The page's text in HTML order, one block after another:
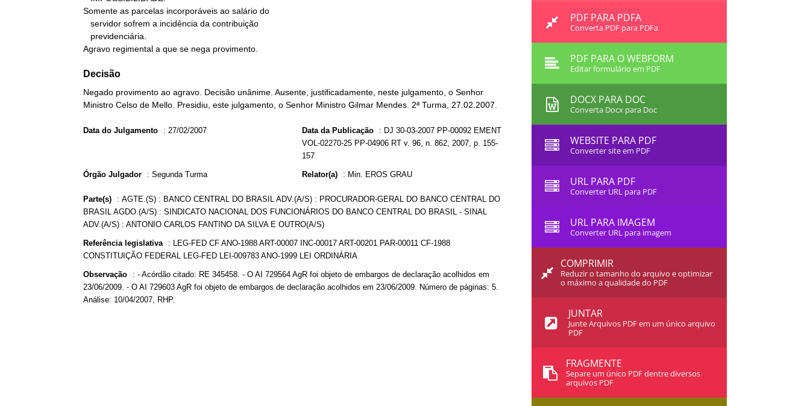
Somente as parcelas incorporáveis ao salário do
Agravo regimental a que se nega provimento.
Decisão
Negado provimento ao agravo. Decisão unânime. Ausente, justificadamente, neste julgamento, o Senhor
Ministro Celso de Mello. Presidiu, este julgamento, o Senhor Ministro Gilmar Mendes. 2ª Turma, 27.02.2007.
Data do Julgamento : 27/02/2007 Data da Publicação : DJ 30-03-2007 PP-00092 EMENT
VOL-02270-25 PP-04906 RT v. 96, n. 862, 2007, p. 155-
157
Órgão Julgador : Segunda Turma Relator(a) : Min. EROS GRAU
Parte(s) : AGTE.(S) : BANCO CENTRAL DO BRASIL ADV.(A/S) : PROCURADOR-GERAL DO BANCO CENTRAL DO
BRASIL AGDO.(A/S) : SINDICATO NACIONAL DOS FUNCIONÁRIOS DO BANCO CENTRAL DO BRASIL - SINAL
ADV.(A/S) : ANTONIO CARLOS FANTINO DA SILVA E OUTRO(A/S)
Referência legislativa : LEG-FED CF ANO-1988 ART-00007 INC-00017 ART-00201 PAR-00011 CF-1988
CONSTITUIÇÃO FEDERAL LEG-FED LEI-009783 ANO-1999 LEI ORDINÁRIA
Observação : - Acórdão citado: RE 345458. - O AI 729564 AgR foi objeto de embargos de declaração acolhidos em
23/06/2009. - O AI 729603 AgR foi objeto de embargos de declaração acolhidos em 23/06/2009. Número de páginas: 5.
Análise: 10/04/2007, RHP.
PDF PARA PDFA
Converta PDF para PDFa
PDF PARA O WEBFORM
Editar formulário em PDF
DOCX PARA DOC
Converta Docx para Doc
WEBSITE PARA PDF
Converter site em PDF
URL PARA PDF
Converter URL para PDF
URL PARA IMAGEM
Converter URL para imagem
COMPRIMIR
Reduzir o tamanho do arquivo e optimizar
o máximo a qualidade do PDF
JUNTAR
Junte Arquivos PDF em um único arquivo
PDF
FRAGMENTE
Separe um único PDF dentre diversos
arquivos PDF